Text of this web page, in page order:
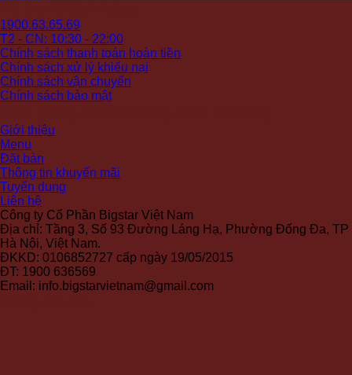
1900.63.65.69
T2 - CN: 10:30 - 22:00
Chính sách thanh toán hoàn tiền
Chính sách xử lý khiếu nại
Chính sách vận chuyển
Chính sách bảo mật
Giới thiệu
Menu
Đặt bàn
Thông tin khuyến mãi
Tuyển dụng
Liên hệ
Công ty Cổ Phần Bigstar Việt Nam
Địa chỉ: Tầng 3, Số 93 Đường Láng Hạ, Phường Đống Đa, TP
Hà Nội, Việt Nam.
ĐKKD: 0106852727 cấp ngày 19/05/2015
ĐT: 1900 636569
Email: info.bigstarvietnam@gmail.com